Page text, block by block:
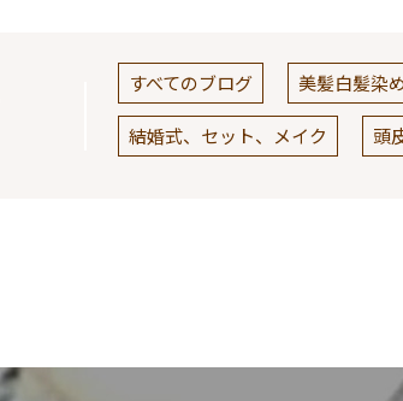
すべてのブログ 美髪白髪染
結婚式、セット、メイク 頭